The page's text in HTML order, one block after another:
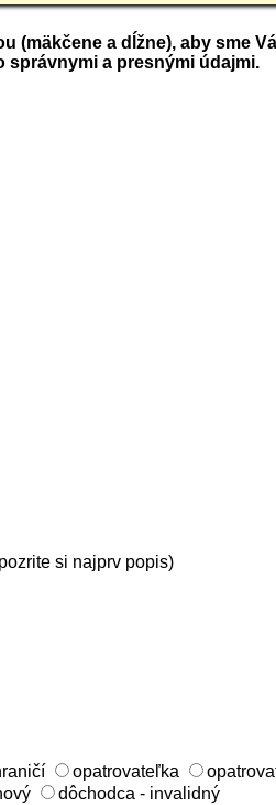
(mäkčene a dĺžne), aby sme
a presnými údajmi.
si najprv popis)
opatrovateľka
dôchodca - invalidný